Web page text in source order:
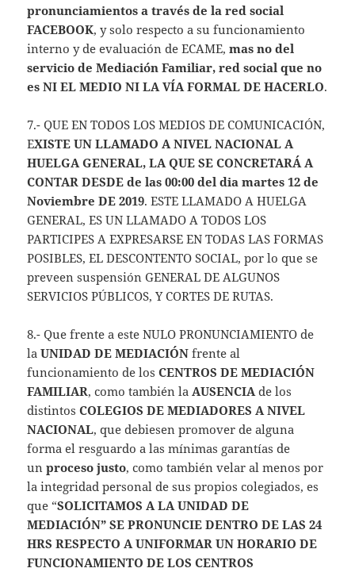
pronunciamientos a través de la red social
FACEBOOK, y solo respecto a su funcionamiento
interno y de evaluación de ECAME,mas no del
servicio de Mediación Familiar, red social que no
es NI EL MEDIO NI LA VÍA FORMAL DE HACERLO.
7.- QUE EN TODOS LOS MEDIOS DE COMUNICACIÓN,
EXISTE UN LLAMADO A NIVEL NACIONAL A
HUELGA GENERAL, LA QUE SE CONCRETARÁ A
CONTAR DESDE de las 00:00 del dia martes 12 de
Noviembre DE 2019. ESTE LLAMADO A HUELGA
GENERAL, ES UN LLAMADO A TODOS LOS
PARTICIPES A EXPRESARSE EN TODAS LAS FORMAS
POSIBLES, EL DESCONTENTO SOCIAL, por lo que se
preveen suspensión GENERAL DE ALGUNOS
SERVICIOS PÚBLICOS, Y CORTES DE RUTAS.
8.- Que frente a este NULO PRONUNCIAMIENTO de
laUNIDAD DE MEDIACIÓN frente al
funcionamiento de losCENTROS DE MEDIACIÓN
FAMILIAR, como también la AUSENCIA de los
distintosCOLEGIOS DE MEDIADORES A NIVEL
NACIONAL, que debiesen promover de alguna
forma el resguardo a las mínimas garantías de
unproceso justo, como también velar al menos por
la integridad personal de sus propios colegiados, es
que “SOLICITAMOS A LA UNIDAD DE
MEDIACIÓN” SE PRONUNCIE DENTRO DE LAS 24
HRS RESPECTO A UNIFORMAR UN HORARIO DE
FUNCIONAMIENTO DE LOS CENTROS